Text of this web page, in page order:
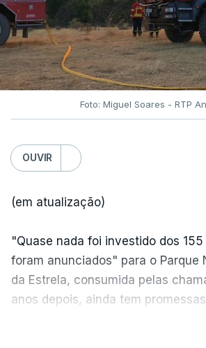
Foto: Miguel Soares - RTP
OUVIR
(em atualização)
"Quase nada foi investido dos
foram anunciados" para o Parque
da Estrela, consumida pelas
anos depois, ainda tem